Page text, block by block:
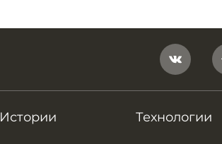
Истории Технологии